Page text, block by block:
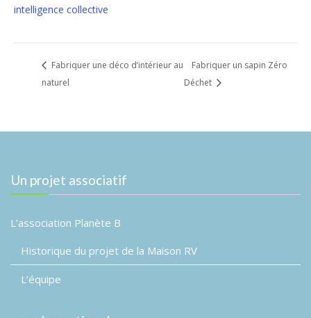
intelligence collective
Fabriquer une déco d’intérieur au
naturel
Fabriquer un sapin Zéro
Déchet
Un projet associatif
L’association Planète B
Historique du projet de la Maison RV
L’équipe